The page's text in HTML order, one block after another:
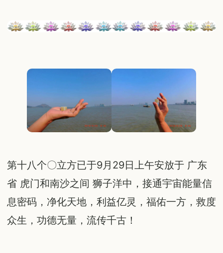
第十八个〇立方已于9月29日上午安放于 广东
省 虎门和南沙之间 狮子洋中，接通宇宙能量信
息密码，净化天地，利益亿灵，福佑一方，救度
众生，功德无量，流传千古！